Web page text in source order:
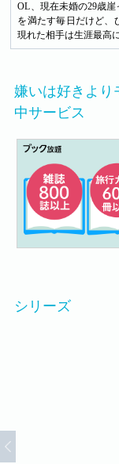
OL、現在未婚の29歳
を満たす毎日だけど、
現れた相手は生涯最高
嫌いは好きより
中サービス
シリーズ